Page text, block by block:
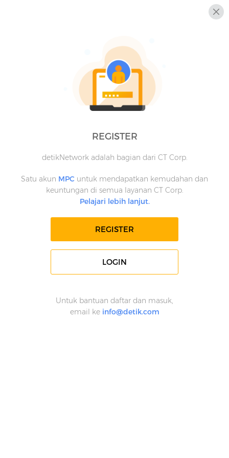
REGISTER
detikNetwork adalah bagian dari CT Corp.
Satu akun MPC untuk mendapatkan kemudahan dan
keuntungan di semua layanan CT Corp.
Pelajari lebih lanjut.
REGISTER
LOGIN
Untuk bantuan daftar dan masuk,
email ke info@detik.com